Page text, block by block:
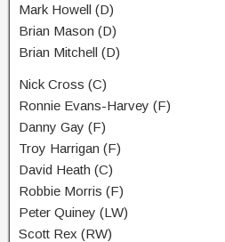
Mark Howell (D)
Brian Mason (D)
Brian Mitchell (D)
Nick Cross (C)
Ronnie Evans-Harvey (F)
Danny Gay (F)
Troy Harrigan (F)
David Heath (C)
Robbie Morris (F)
Peter Quiney (LW)
Scott Rex (RW)